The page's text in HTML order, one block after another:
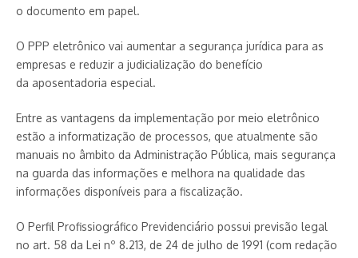
o documento em papel.
O PPP eletrônico vai aumentar a segurança jurídica para as
empresas e reduzir a judicialização do benefício
da aposentadoria especial.
Entre as vantagens da implementação por meio eletrônico
estão a informatização de processos, que atualmente são
manuais no âmbito da Administração Pública, mais segurança
na guarda das informações e melhora na qualidade das
informações disponíveis para a fiscalização.
O Perfil Profissiográfico Previdenciário possui previsão legal
no art. 58 da Lei nº 8.213, de 24 de julho de 1991 (com redação